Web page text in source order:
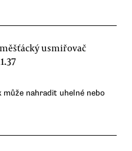
usmiřovač
může nahradit uhelné nebo